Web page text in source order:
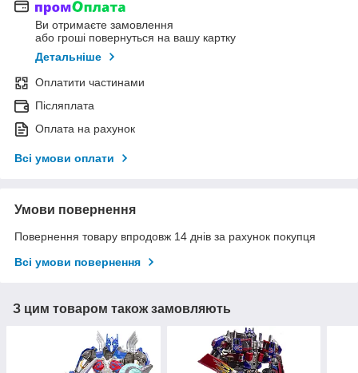
Ви отримаєте замовлення
або гроші повернуться на вашу картку
Детальніше
Оплатити частинами
Післяплата
Оплата на рахунок
Всі умови оплати
Умови повернення
Повернення товару впродовж 14 днів за рахунок покупця
Всі умови повернення
З цим товаром також замовляють